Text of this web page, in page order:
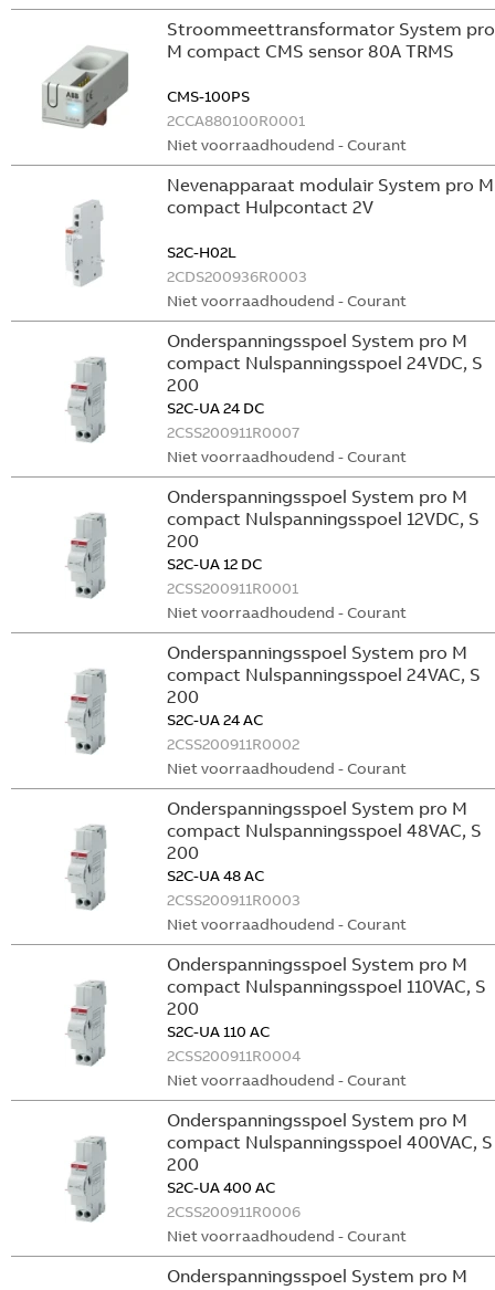
Stroommeettransformator System pro
M compact CMS sensor 80A TRMS
CMS-100PS
2CCA880100R0001
Niet voorraadhoudend - Courant
Nevenapparaat modulair System pro M
compact Hulpcontact 2V
S2C-H02L
2CDS200936R0003
Niet voorraadhoudend - Courant
Onderspanningsspoel System pro M
compact Nulspanningsspoel 24VDC, S
200
S2C-UA 24 DC
2CSS200911R0007
Niet voorraadhoudend - Courant
Onderspanningsspoel System pro M
compact Nulspanningsspoel 12VDC, S
200
S2C-UA 12 DC
2CSS200911R0001
Niet voorraadhoudend - Courant
Onderspanningsspoel System pro M
compact Nulspanningsspoel 24VAC, S
200
S2C-UA 24 AC
2CSS200911R0002
Niet voorraadhoudend - Courant
Onderspanningsspoel System pro M
compact Nulspanningsspoel 48VAC, S
200
S2C-UA 48 AC
2CSS200911R0003
Niet voorraadhoudend - Courant
Onderspanningsspoel System pro M
compact Nulspanningsspoel 110VAC, S
200
S2C-UA 110 AC
2CSS200911R0004
Niet voorraadhoudend - Courant
Onderspanningsspoel System pro M
compact Nulspanningsspoel 400VAC, S
200
S2C-UA 400 AC
2CSS200911R0006
Niet voorraadhoudend - Courant
Onderspanningsspoel System pro M